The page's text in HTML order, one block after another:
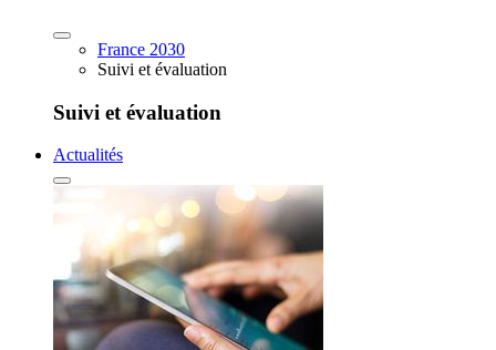
France 2030
Suivi et évaluation
Suivi et évaluation
Actualités